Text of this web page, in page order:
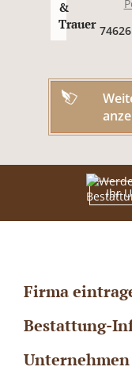
&
Trauer
Ihr
Firma
Bestattung-
Unternehmen